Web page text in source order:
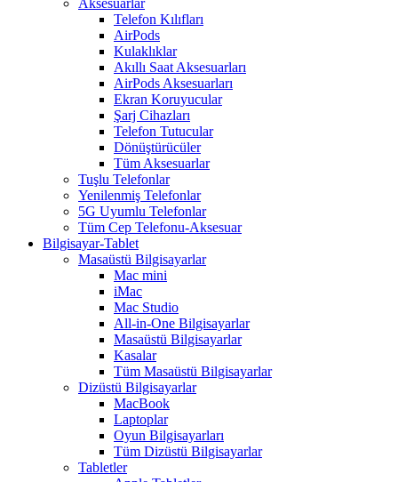
Aksesuarlar
Telefon Kılıfları
AirPods
Kulaklıklar
Akıllı Saat Aksesuarları
AirPods Aksesuarları
Ekran Koruyucular
Şarj Cihazları
Telefon Tutucular
Dönüştürücüler
Tüm Aksesuarlar
Tuşlu Telefonlar
Yenilenmiş Telefonlar
5G Uyumlu Telefonlar
Tüm Cep Telefonu-Aksesuar
Bilgisayar-Tablet
Masaüstü Bilgisayarlar
Mac mini
iMac
Mac Studio
All-in-One Bilgisayarlar
Masaüstü Bilgisayarlar
Kasalar
Tüm Masaüstü Bilgisayarlar
Dizüstü Bilgisayarlar
MacBook
Laptoplar
Oyun Bilgisayarları
Tüm Dizüstü Bilgisayarlar
Tabletler